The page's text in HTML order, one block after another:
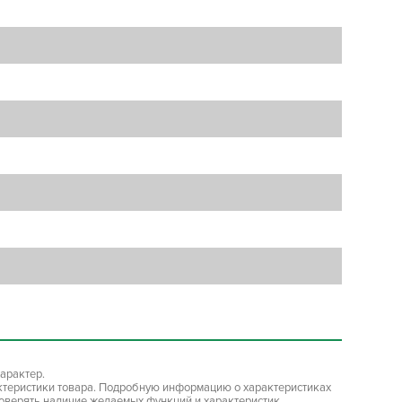
товара. Подробную информацию о характеристиках